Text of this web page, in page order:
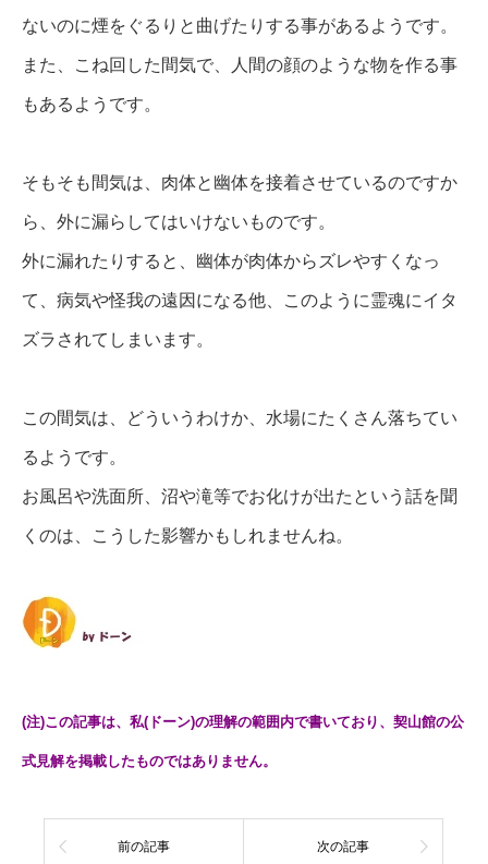
ないのに煙をぐるりと曲げたりする事があるようです。
また、こね回した間気で、人間の顔のような物を作る事
もあるようです。
そもそも間気は、肉体と幽体を接着させているのですか
ら、外に漏らしてはいけないものです。
外に漏れたりすると、幽体が肉体からズレやすくなっ
て、病気や怪我の遠因になる他、このように霊魂にイタ
ズラされてしまいます。
この間気は、どういうわけか、水場にたくさん落ちてい
るようです。
お風呂や洗面所、沼や滝等でお化けが出たという話を聞
くのは、こうした影響かもしれませんね。
(注)この記事は、私(ドーン)の理解の範囲内で書いており、契山館の公
式見解を掲載したものではありません。
前の記事 次の記事